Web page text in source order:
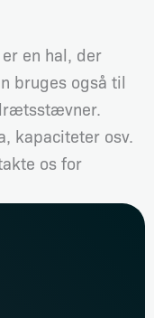
en hal, der
bruges også til
kapaciteter osv.
os for